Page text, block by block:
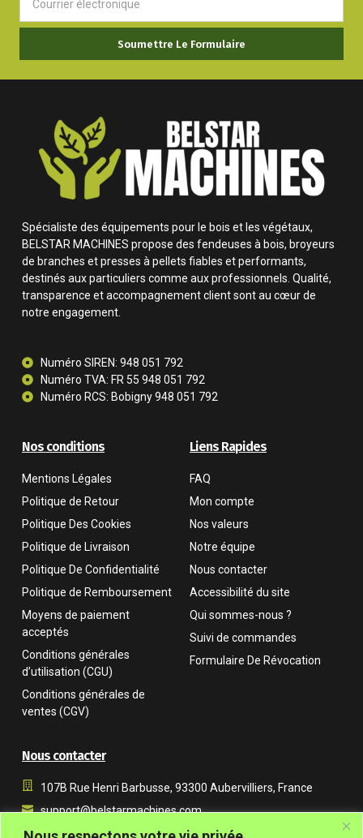
Soumettre Le Formulaire
Spécialiste des équipements pour le bois et les végétaux,
BELSTAR MACHINES propose des fendeuses à bois, broyeurs
de branches et presses à pellets fiables et performants,
destinés aux particuliers comme aux professionnels. Qualité,
transparence et accompagnement client sont au cœur de
notre engagement.
Numéro SIREN: 948 051 792
Numéro TVA: FR 55 948 051 792
Numéro RCS: Bobigny 948 051 792
Nos conditions
Mentions Légales
Politique de Retour
Politique Des Cookies
Politique de Livraison
Politique De Confidentialité
Politique de Remboursement
Moyens de paiement
acceptés
Conditions générales
d’utilisation (CGU)
Conditions générales de
ventes (CGV)
Liens Rapides
FAQ
Mon compte
Nos valeurs
Notre équipe
Nous contacter
Accessibilité du site
Qui sommes-nous ?
Suivi de commandes
Formulaire De Révocation
Nous contacter
107B Rue Henri Barbusse, 93300 Aubervilliers, France
support@belstarmachines.com
Du lundi au vendredi, de 9 h à 18 h (UTC+01:00)